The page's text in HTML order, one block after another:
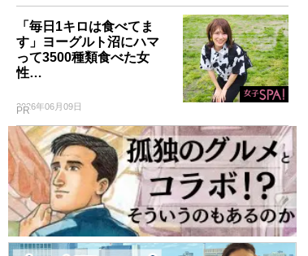
「毎日1キロは食べてま
す」ヨーグルト沼にハマ
って3500種類食べた女
性…
2026年06月09日
PR